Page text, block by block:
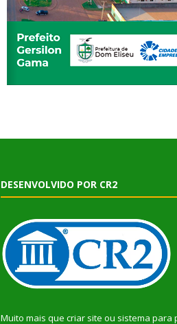
DESENVOLVIDO POR CR2
Muito mais que criar site ou sistema para